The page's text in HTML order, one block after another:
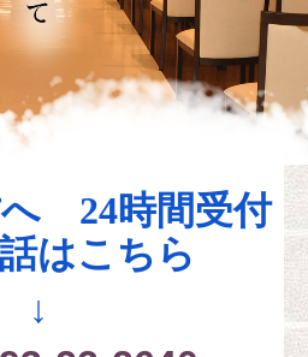
要・供養のご相談
24時間受付
はこちら
↓